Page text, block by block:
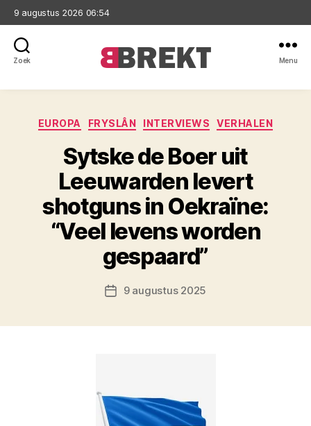
9 augustus 2026 06:54
Zoek Menu
Categorieën
EUROPA FRYSLÂN INTERVIEWS VERHALEN
Sytske de Boer uit
Leeuwarden levert
shotguns in Oekraïne:
“Veel levens worden
gespaard”
Berichtdatum
9 augustus 2025